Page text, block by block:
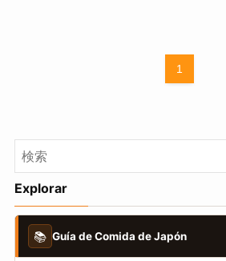
1
Explorar
📚 Guía de Comida de Japón